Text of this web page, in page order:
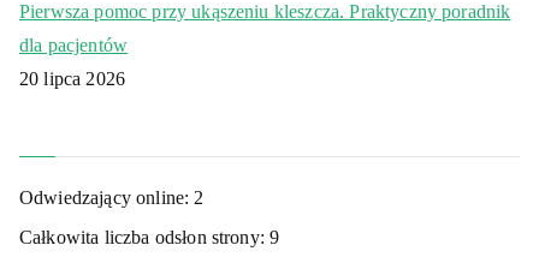
Pierwsza pomoc przy ukąszeniu kleszcza. Praktyczny poradnik
dla pacjentów
20 lipca 2026
Odwiedzający online: 2
Całkowita liczba odsłon strony:9